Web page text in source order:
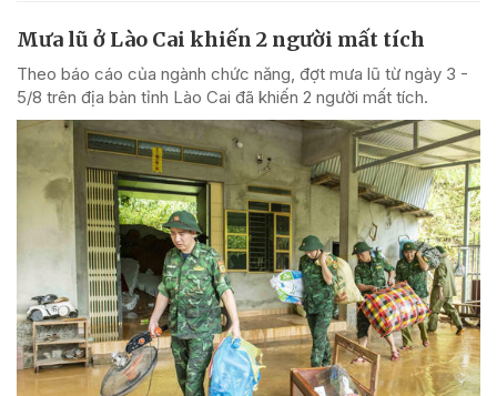
Mưa lũ ở Lào Cai khiến 2 người mất tích
Theo báo cáo của ngành chức năng, đợt mưa lũ từ ngày 3 -
5/8 trên địa bàn tỉnh Lào Cai đã khiến 2 người mất tích.